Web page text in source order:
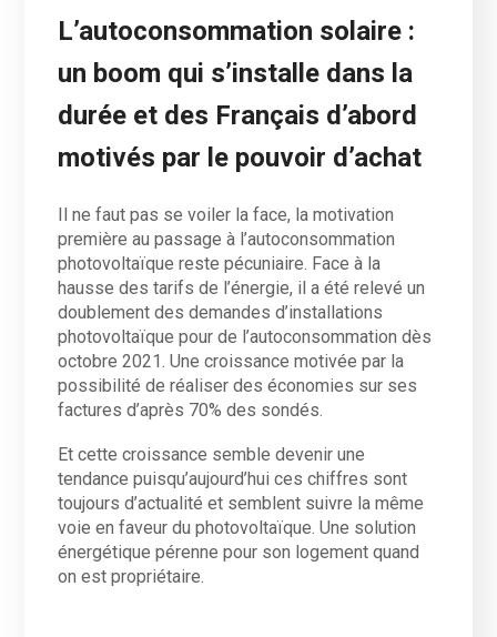
L’autoconsommation solaire :
un boom qui s’installe dans la
durée et des Français d’abord
motivés par le pouvoir d’achat
Il ne faut pas se voiler la face, la motivation
première au passage à l’autoconsommation
photovoltaïque reste pécuniaire. Face à la
hausse des tarifs de l’énergie, il a été relevé un
doublement des demandes d’installations
photovoltaïque pour de l’autoconsommation dès
octobre 2021. Une croissance motivée par la
possibilité de réaliser des économies sur ses
factures d’après 70% des sondés.
Et cette croissance semble devenir une
tendance puisqu’aujourd’hui ces chiffres sont
toujours d’actualité et semblent suivre la même
voie en faveur du photovoltaïque. Une solution
énergétique pérenne pour son logement quand
on est propriétaire.